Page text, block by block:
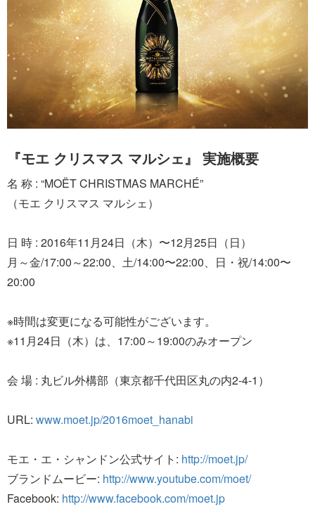
『モエ クリスマス マルシェ』 実施概要
名 称 : “MOËT CHRISTMAS MARCHÉ”
（モエ クリスマス マルシェ）
日 時 : 2016年11月24日（木）〜12月25日（日）
月～金/17:00～22:00、土/14:00〜22:00、日・祝/14:00〜
20:00
※時間は変更になる可能性がございます。
※11月24日（木）は、17:00～19:00のみオープン
会 場 : 丸ビル外構部（東京都千代田区丸の内2-4-1）
URL: www.moet.jp/2016moet_hanabi
モエ・エ・シャンドン公式サイト: http://moet.jp/
ブランドムービー: http://www.youtube.com/moet/
Facebook: http://www.facebook.com/moet.jp